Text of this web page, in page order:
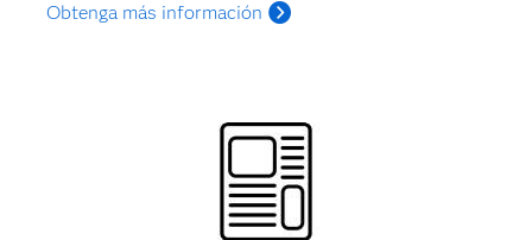
Obtenga más información